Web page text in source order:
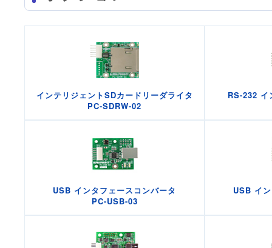
インテリジェントSDカードリーダライタ
PC-SDRW-02
RS-232 イ
USB インタフェースコンバータ
PC-USB-03
USB イ